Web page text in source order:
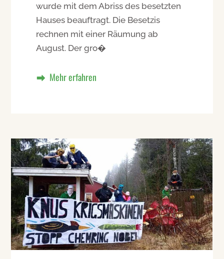
wurde mit dem Abriss des besetzten
Hauses beauftragt. Die Besetzis
rechnen mit einer Räumung ab
August. Der gro�